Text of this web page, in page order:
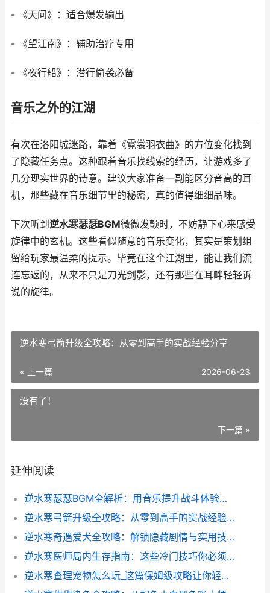
- 《天问》：适合爆发输出
- 《望江南》：辅助治疗专用
- 《夜行船》：潜行偷袭必备
音乐之外的江湖
有次在洛阳城迷路，靠着《霓裳羽衣曲》的方位变化找到
了隐藏任务点。这种跟着音乐找线索的经历，让游戏多了
几分现实世界的诗意。建议大家准备一副能区分音高的耳
机，那些藏在音乐细节里的秘密，真的值得细细品味。
下次听到 逆水寒瑟瑟BGM微微发颤时，不妨静下心来感受
旋律中的玄机。这些看似随意的音乐变化，其实是策划组
留给玩家最温柔的提示。毕竟在这个江湖里，能让我们流
连忘返的，从来不只是刀光剑影，还有那些在耳畔轻轻诉
说的旋律。
逆水寒弓箭升级全攻略：从零到高手的实战经验分享
« 上一篇 2026-06-23
没有了！
下一篇 »
延伸阅读
逆水寒瑟瑟BGM全解析：用音乐提升战斗体验的秘籍
逆水寒弓箭升级全攻略：从零到高手的实战经验分享
逆水寒奇遇爱犬全攻略：解锁隐藏剧情与实用技巧
逆水寒医师局内生存指南：这些冷门技巧你必须知道_
逆水寒查理宠物怎么玩_这篇保姆级攻略让你轻松拿捏战斗核心